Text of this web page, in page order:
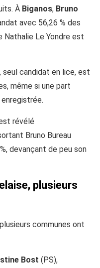
À Biganos, Bruno
avec 56,26 % des
Nathalie Le Yondre est
seul candidat en lice, est
même si une part
révélé
Bruno Bureau
devançant de peu son
plusieurs
communes ont
Bost (PS),